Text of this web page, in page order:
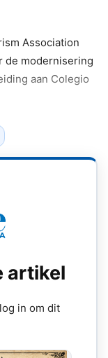
Association
de modernisering
aan Colegio
artikel
in om dit